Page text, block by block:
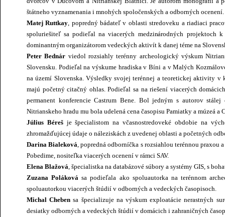
štátneho vyznamenania i mnohých spoločenských a odborných ocenení.
Matej Ruttkay , popredný bádateľ v oblasti stredoveku a riadiaci
spoluriešiteľ sa podieľal na viacerých medzinárodných projektoch
dominantným organizátorom vedeckých aktivít k danej téme na
Peter Bednár viedol rozsiahly terénny archeologický výskum
Slovensku. Podieľal na výskume hradiska v Bíni a v Malých
na území Slovenska. Výsledky svojej terénnej a teoretickej aktivity
majú početný citačný ohlas. Podieľal sa na riešení viacerých
permanent konferencie Castrum Bene. Bol jedným s autorov
Nitrianskeho hradu mu bola udelená cena časopisu Pamiatky a múzeá a
Július Bérešje špecialistom na včasnostredoveké obdobie na
zhromažďujúcej údaje o náleziskách z uvedenej oblasti a početných
Darina Bialeková , popredná odborníčka s rozsiahlou terénnou
Pobedime, nositeľka viacerých ocenení v rámci SAV.
Elena Blažová , špecialistka na databázové súbory a systémy GIS, s
Zuzana Poláková sa podieľala ako spoluautorka na terénnom
spoluautorkou viacerých štúdií v odborných a vedeckých časopisoch.
Michal Cheben sa špecializuje na výskum exploatácie nerastných
desiatky odborných a vedeckých štúdií v domácich i zahraničných